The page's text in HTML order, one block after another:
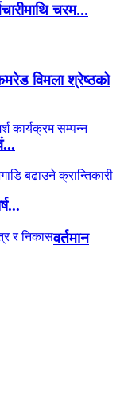
चरम...
विमला श्रेष्ठको
वर्तमान